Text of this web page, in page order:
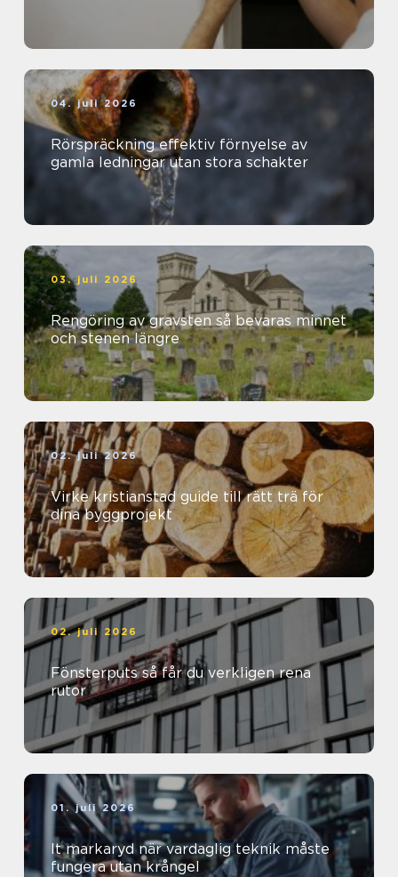
04. juli 2026
Rörspräckning effektiv förnyelse av
gamla ledningar utan stora schakter
03. juli 2026
Rengöring av gravsten så bevaras minnet
och stenen längre
02. juli 2026
Virke kristianstad guide till rätt trä för
dina byggprojekt
02. juli 2026
Fönsterputs så får du verkligen rena
rutor
01. juli 2026
It markaryd när vardaglig teknik måste
fungera utan krångel